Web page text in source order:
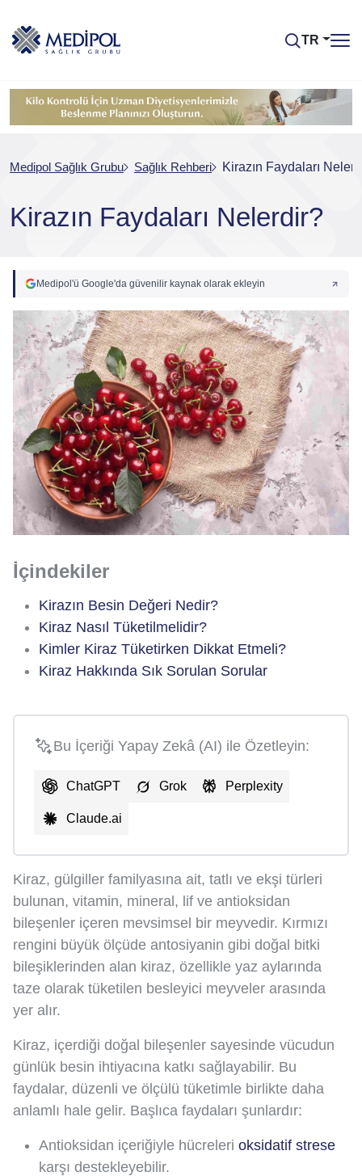
TR
Medipol Sağlık Grubu Sağlık Rehberi Kirazın Faydaları
Kirazın Faydaları Nelerdir?
Medipol'ü Google'da güvenilir kaynak olarak ekleyin
İçindekiler
Kirazın Besin Değeri Nedir?
Kiraz Nasıl Tüketilmelidir?
Kimler Kiraz Tüketirken Dikkat Etmeli?
Kiraz Hakkında Sık Sorulan Sorular
Bu İçeriği Yapay Zekâ (AI) ile Özetleyin:
ChatGPT Grok Perplexity
Claude.ai
Kiraz, gülgiller familyasına ait, tatlı ve ekşi türleri
bulunan, vitamin, mineral, lif ve antioksidan
bileşenler içeren mevsimsel bir meyvedir. Kırmızı
rengini büyük ölçüde antosiyanin gibi doğal bitki
bileşiklerinden alan kiraz, özellikle yaz aylarında
taze olarak tüketilen besleyici meyveler arasında
yer alır.
Kiraz, içerdiği doğal bileşenler sayesinde vücudun
günlük besin ihtiyacına katkı sağlayabilir. Bu
faydalar, düzenli ve ölçülü tüketimle birlikte daha
anlamlı hale gelir. Başlıca faydaları şunlardır:
Antioksidan içeriğiyle hücreleri oksidatif strese
karşı destekleyebilir.